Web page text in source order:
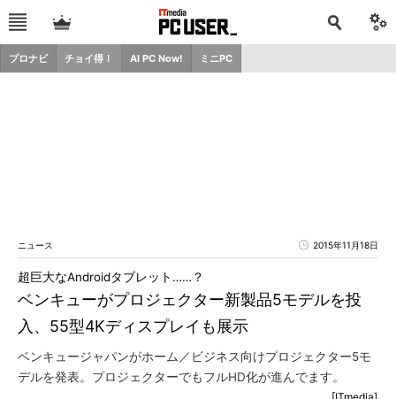
プロナビ チョイ得！ AI PC Now! ミニPC
ニュース 2015年11月18日
ベンキューがプロジェクター新製品5モデルを投
入、55型4Kディスプレイも展示
超巨大なAndroidタブレット……？
ベンキュージャパンがホーム／ビジネス向けプロジェクター5モ
デルを発表。プロジェクターでもフルHD化が進んでます。